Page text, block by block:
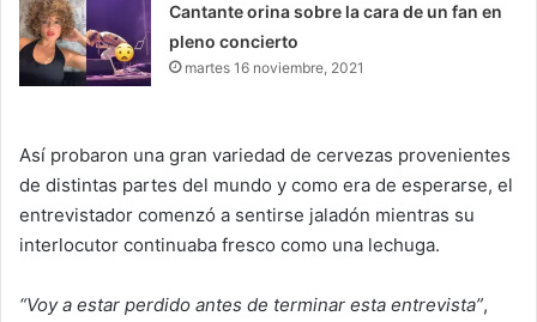
Cantante orina sobre la cara de un fan en
pleno concierto
martes 16 noviembre, 2021
Así probaron una gran variedad de cervezas provenientes
de distintas partes del mundo y como era de esperarse, el
entrevistador comenzó a sentirse jaladón mientras su
interlocutor continuaba fresco como una lechuga.
“Voy a estar perdido antes de terminar esta entrevista”,